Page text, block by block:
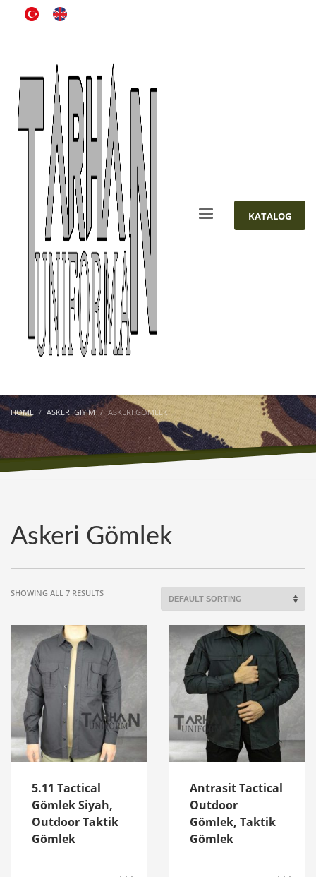
KATALOG
HOME ASKERI GIYIM ASKERI GÖMLEK
Askeri Gömlek
SHOWING ALL 7 RESULTS
5.11 Tactical
Gömlek Siyah,
Outdoor Taktik
Gömlek
Antrasit Tactical
Outdoor
Gömlek, Taktik
Gömlek